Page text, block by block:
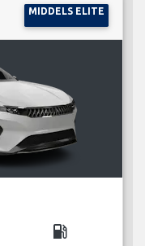
MIDDELS ELITE
local_gas_station